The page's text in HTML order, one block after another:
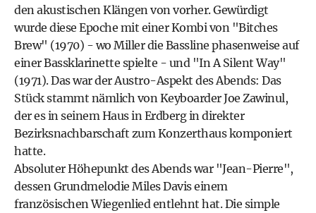
den akustischen Klängen von vorher. Gewürdigt
wurde diese Epoche mit einer Kombi von "Bitches
Brew" (1970) - wo Miller die Bassline phasenweise auf
einer Bassklarinette spielte - und "In A Silent Way"
(1971). Das war der Austro-Aspekt des Abends: Das
Stück stammt nämlich von Keyboarder Joe Zawinul,
der es in seinem Haus in Erdberg in direkter
Bezirksnachbarschaft zum Konzerthaus komponiert
hatte.
Absoluter Höhepunkt des Abends war "Jean-Pierre",
dessen Grundmelodie Miles Davis einem
französischen Wiegenlied entlehnt hat. Die simple